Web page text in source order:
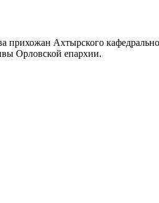
Ахтырского
Орловской епархии.